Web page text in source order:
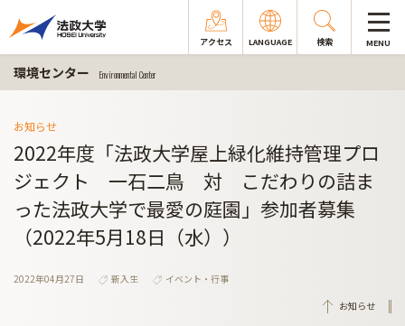
アクセス LANGUAGE 検索 MENU
環境センター Environmental Center
お知らせ
2022年度「法政大学屋上緑化維持管理プロ
ジェクト 一石二鳥 対 こだわりの詰ま
った法政大学で最愛の庭園」参加者募集
（2022年5月18日（水））
2022年04月27日 新入生
イベント・行事
お知らせ